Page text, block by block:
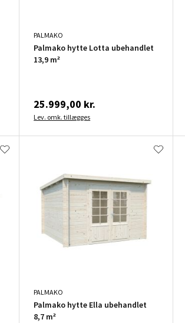
PALMAKO
Palmako hytte Lotta ubehandlet
13,9 m²
25.999,00 kr.
Lev. omk. tillægges
PALMAKO
Palmako hytte Ella ubehandlet
8,7 m²